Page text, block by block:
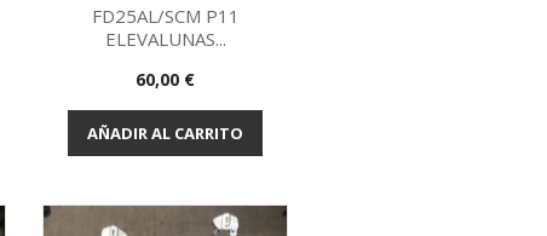
Vista rápida
FD25AL/SCM P11
ELEVALUNAS...
Precio
60,00 €
AÑADIR AL CARRITO